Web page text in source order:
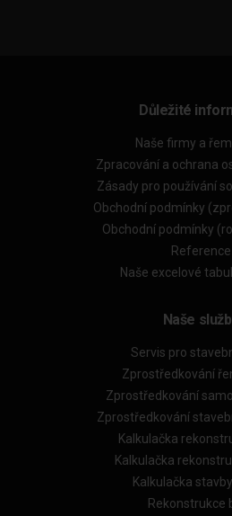
Důležité
Naše firmy a
Zpracování a ochrana
Zásady pro používání
Obchodní podmínky
Obchodní podmínky
Reference
Naše excelové
Naše
Servis pro
Zprostředkování
Zprostředkování
Zprostředkování
Kalkulačka
Kalkulačka
Kalkulačka
Rekonstrukce